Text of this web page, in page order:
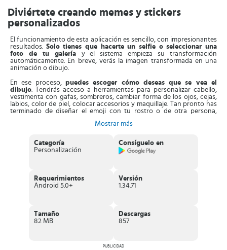
Diviértete creando memes y stickers
personalizados
El funcionamiento de esta aplicación es sencillo, con impresionantes
resultados. Solo tienes que hacerte un selfie o seleccionar una
foto de tu galería y el sistema empieza su transformación
automáticamente. En breve, verás la imagen transformada en una
animación o dibujo.
En ese proceso, puedes escoger cómo deseas que se vea el
dibujo. Tendrás acceso a herramientas para personalizar cabello,
vestimenta con gafas, sombreros, cambiar forma de los ojos, cejas,
labios, color de piel, colocar accesorios y maquillaje. Tan pronto has
terminado de diseñar el emoji con tu rostro o de otra persona,
1500 calcomanías personales. Los puedes usar en WhatsApp o
Aparte de esto,la aplicación cuenta con un teclado emoji de
stickers personal. Solo tienes que activarlos y podrás acceder a
Instagram. Además,es posible añadir a este teclado tus
emoticonos personales
, crear pegatinas y editar tu creación
cuando desees.
crear GIF animados
. Los puedes hacer a partir de tu rostro o el de
tus amigos, luego podrás enviar las caras a tus contactos por
Mostrar más
Categoría
Personalización
Consíguelo en
Requerimientos
Android 5.0+
Versión
1.34.71
Tamaño
82 MB
Descargas
857
PUBLICIDAD